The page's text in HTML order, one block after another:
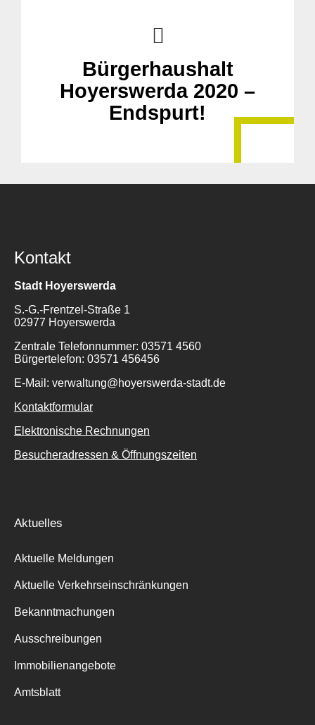
Bürgerhaushalt
Hoyerswerda 2020 –
Endspurt!
Kontakt
Stadt Hoyerswerda
S.-G.-Frentzel-Straße 1
02977 Hoyerswerda
Zentrale Telefonnummer: 03571 4560
Bürgertelefon: 03571 456456
E-Mail: verwaltung@hoyerswerda-stadt.de
Kontaktformular
Elektronische Rechnungen
Besucheradressen & Öffnungszeiten
Aktuelles
Aktuelle Meldungen
Aktuelle Verkehrseinschränkungen
Bekanntmachungen
Ausschreibungen
Immobilienangebote
Amtsblatt